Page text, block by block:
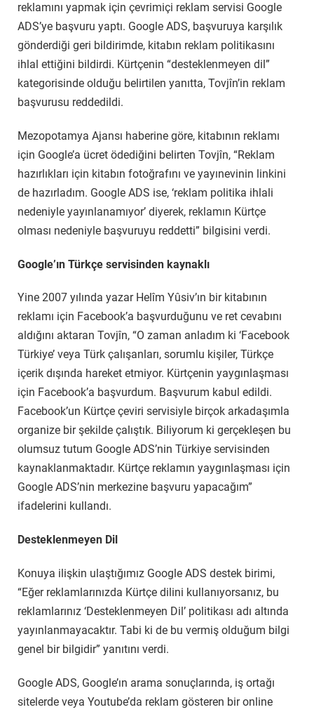
reklamını yapmak için çevrimiçi reklam servisi Google
ADS’ye başvuru yaptı. Google ADS, başvuruya karşılık
gönderdiği geri bildirimde, kitabın reklam politikasını
ihlal ettiğini bildirdi. Kürtçenin “desteklenmeyen dil”
kategorisinde olduğu belirtilen yanıtta, Tovjîn’in reklam
başvurusu reddedildi.
Mezopotamya Ajansı haberine göre, kitabının reklamı
için Google’a ücret ödediğini belirten Tovjîn, “Reklam
hazırlıkları için kitabın fotoğrafını ve yayınevinin linkini
de hazırladım. Google ADS ise, ‘reklam politika ihlali
nedeniyle yayınlanamıyor’ diyerek, reklamın Kürtçe
olması nedeniyle başvuruyu reddetti” bilgisini verdi.
Google’ın Türkçe servisinden kaynaklı
Yine 2007 yılında yazar Helîm Yûsiv’ın bir kitabının
reklamı için Facebook’a başvurduğunu ve ret cevabını
aldığını aktaran Tovjîn, “O zaman anladım ki ‘Facebook
Türkiye’ veya Türk çalışanları, sorumlu kişiler, Türkçe
içerik dışında hareket etmiyor. Kürtçenin yaygınlaşması
için Facebook’a başvurdum. Başvurum kabul edildi.
Facebook’un Kürtçe çeviri servisiyle birçok arkadaşımla
organize bir şekilde çalıştık. Biliyorum ki gerçekleşen bu
olumsuz tutum Google ADS’nin Türkiye servisinden
kaynaklanmaktadır. Kürtçe reklamın yaygınlaşması için
Google ADS’nin merkezine başvuru yapacağım”
ifadelerini kullandı.
Desteklenmeyen Dil
Konuya ilişkin ulaştığımız Google ADS destek birimi,
“Eğer reklamlarınızda Kürtçe dilini kullanıyorsanız, bu
reklamlarınız ‘Desteklenmeyen Dil’ politikası adı altında
yayınlanmayacaktır. Tabi ki de bu vermiş olduğum bilgi
genel bir bilgidir” yanıtını verdi.
Google ADS, Google’ın arama sonuçlarında, iş ortağı
sitelerde veya Youtube’da reklam gösteren bir online